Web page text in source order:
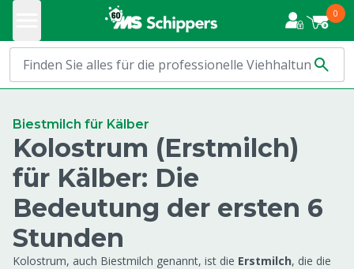
0
Biestmilch für Kälber
Kolostrum (Erstmilch)
für Kälber: Die
Bedeutung der ersten 6
Stunden
Kolostrum, auch Biestmilch genannt, ist die Erstmilch, die die